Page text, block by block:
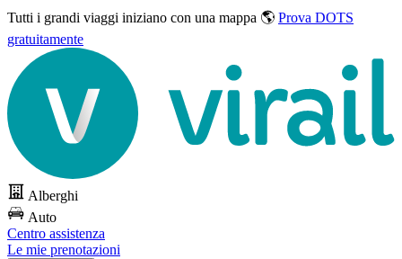
Tutti i grandi viaggi iniziano con una mappa 🌎 Prova DOTS
gratuitamente
Alberghi
Auto
Centro assistenza
Le mie prenotazioni